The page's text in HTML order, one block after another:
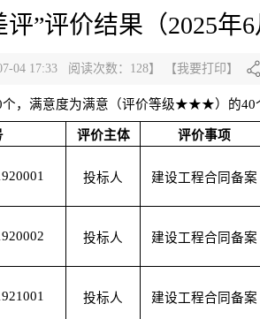
”评价结果（2025年6
04 17:33 阅读次数： 128】 【我要打印】
个，满意度为满意（评价等级★★★）的40
评价主体 评价事项
投标人 建设工程合同备案
投标人 建设工程合同备案
投标人 建设工程合同备案